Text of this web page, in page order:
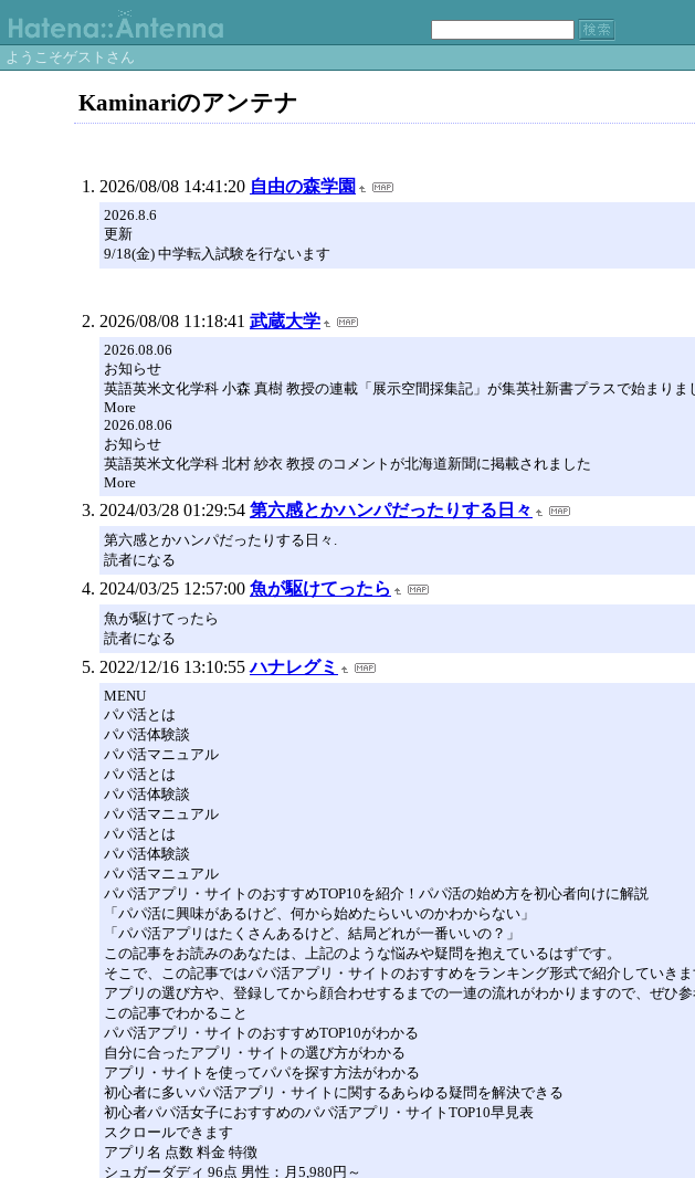
ようこそゲストさん
Kaminariのアンテナ
2026/08/08 14:41:20 自由の森学園
2026.8.6
更新
9/18(金) 中学転入試験を行ないます
2026/08/08 11:18:41 武蔵大学
2026.08.06
お知らせ
英語英米文化学科 小森 真樹 教授の連載「展示空間採集記」が集英社新書プラスで始まりま
More
2026.08.06
お知らせ
英語英米文化学科 北村 紗衣 教授 のコメントが北海道新聞に掲載されました
More
2024/03/28 01:29:54 第六感とかハンパだったりする日々
第六感とかハンパだったりする日々.
読者になる
2024/03/25 12:57:00 魚が駆けてったら
魚が駆けてったら
読者になる
2022/12/16 13:10:55 ハナレグミ
MENU
パパ活とは
パパ活体験談
パパ活マニュアル
パパ活とは
パパ活体験談
パパ活マニュアル
パパ活とは
パパ活体験談
パパ活マニュアル
パパ活アプリ・サイトのおすすめTOP10を紹介！パパ活の始め方を初心者向けに解説
「パパ活に興味があるけど、何から始めたらいいのかわからない」
「パパ活アプリはたくさんあるけど、結局どれが一番いいの？」
この記事をお読みのあなたは、上記のような悩みや疑問を抱えているはずです。
そこで、この記事ではパパ活アプリ・サイトのおすすめをランキング形式で紹介していきま
アプリの選び方や、登録してから顔合わせするまでの一連の流れがわかりますので、ぜひ参
この記事でわかること
パパ活アプリ・サイトのおすすめTOP10がわかる
自分に合ったアプリ・サイトの選び方がわかる
アプリ・サイトを使ってパパを探す方法がわかる
初心者に多いパパ活アプリ・サイトに関するあらゆる疑問を解決できる
初心者パパ活女子におすすめのパパ活アプリ・サイトTOP10早見表
スクロールできます
アプリ名 点数 料金 特徴
シュガーダディ 96点 男性：月5,980円～